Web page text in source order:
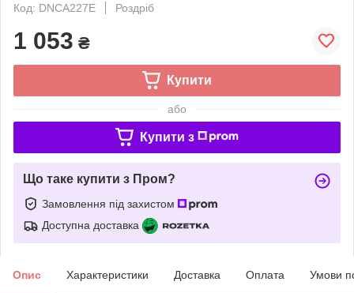
Код: DNCA227E
Роздріб
1 053 ₴
Купити
або
Купити з
Що таке купити з Пром?
Замовлення під захистом
Доступна доставка
Опис Характеристики Доставка Оплата Умови